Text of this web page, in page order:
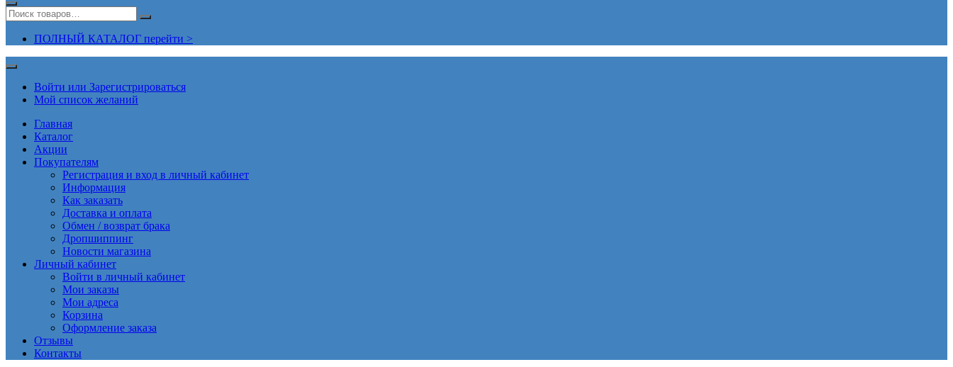
ПОЛНЫЙ КАТАЛОГ перейти >
Войти или Зарегистрироваться
Мой список желаний
Главная
Каталог
Акции
Покупателям
Регистрация и вход в личный кабинет
Информация
Как заказать
Доставка и оплата
Обмен / возврат брака
Дропшиппинг
Новости магазина
Личный кабинет
Войти в личный кабинет
Мои заказы
Мои адреса
Корзина
Оформление заказа
Отзывы
Контакты